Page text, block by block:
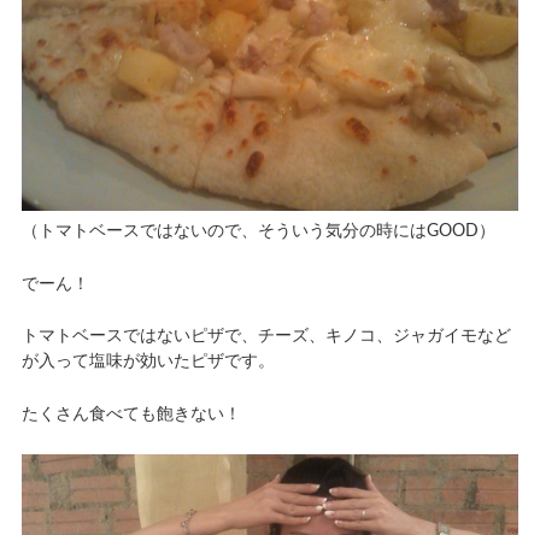
（トマトベースではないので、そういう気分の時にはGOOD）
でーん！
トマトベースではないピザで、チーズ、キノコ、ジャガイモなど
が入って塩味が効いたピザです。
たくさん食べても飽きない！